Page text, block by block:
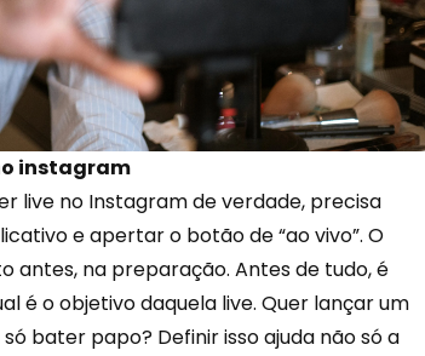
instagram
live no Instagram de verdade, precisa
e apertar o botão de “ao vivo”. O
antes, na preparação. Antes de tudo, é
é o objetivo daquela live. Quer lançar um
bater papo? Definir isso ajuda não só a